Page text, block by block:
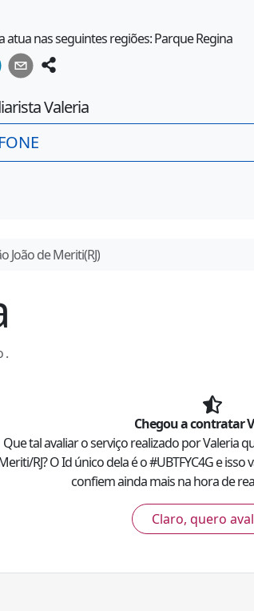
atua nas seguintes regiões: Parque Regina
Valeria
João de Meriti(RJ)
.
Chegou a contratar
Que tal avaliar o serviço realizado porValeria
/RJ? O Id único dela é o #UBTFYC4Ge isso
confiem ainda mais na hora de
Claro, quero